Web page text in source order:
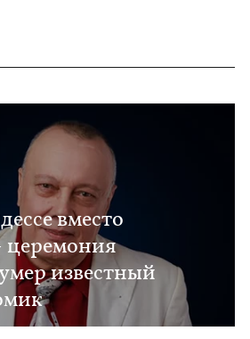
вместо
известный